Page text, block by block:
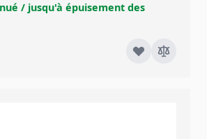
/ jusqu'à épuisement des